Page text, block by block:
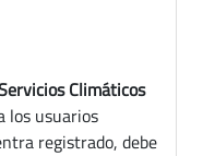
Climáticos
los usuarios
registrado, debe